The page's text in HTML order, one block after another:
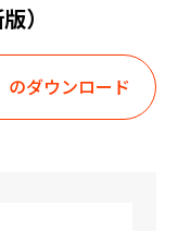
）
のダウンロード